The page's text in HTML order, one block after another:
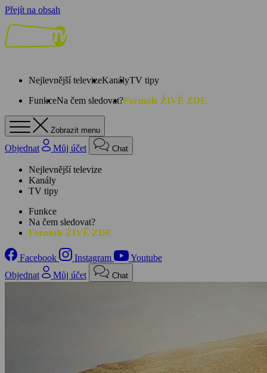
Přejít na obsah
Nejlevnější televizeKanályTV tipy
FunkceNa čem sledovat?Formule ŽIVĚ ZDE
Zobrazit menu
Objednat Můj účet Chat
Nejlevnější televize
Kanály
TV tipy
Funkce
Na čem sledovat?
Formule ŽIVĚ ZDE
Facebook Instagram
Youtube
Objednat
Můj účet Chat